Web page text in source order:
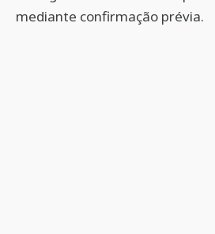
mediante confirmação prévia.